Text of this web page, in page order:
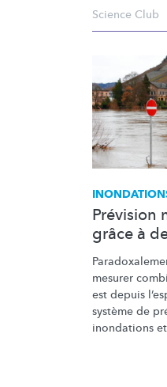
Science Club
Prévision
grâce à
mesurer
est depuis
système de
inondations et